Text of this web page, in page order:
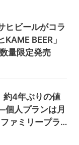
ヒビールがコラ
BEER」
量限定発売
4年ぶりの値
人プランは月
ァミリープラ